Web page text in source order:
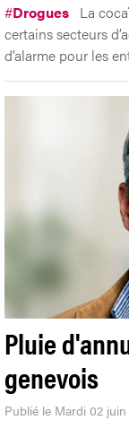
#Drogues La
certains secteurs
d’alarme pour les
Pluie
genevois
Publié le Mardi 02 juin